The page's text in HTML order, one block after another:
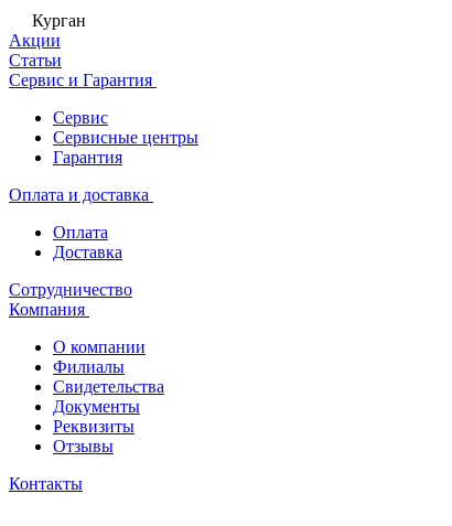
Курган
Акции
Статьи
Сервис и Гарантия
Сервис
Сервисные центры
Гарантия
Оплата и доставка
Оплата
Доставка
Сотрудничество
Компания
О компании
Филиалы
Свидетельства
Документы
Реквизиты
Отзывы
Контакты